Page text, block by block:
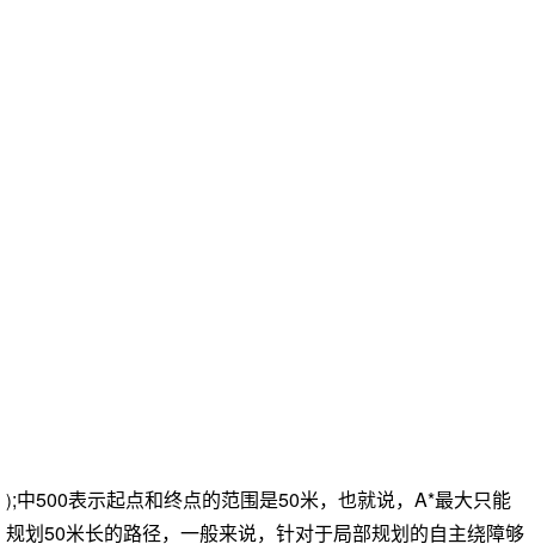
);中500表示起点和终点的范围是50米，也就说，A*最大只能
规划50米长的路径，一般来说，针对于局部规划的自主绕障够